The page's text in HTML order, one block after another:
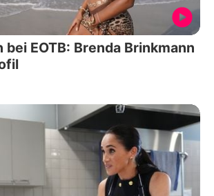
EOTB: Brenda Brinkmann